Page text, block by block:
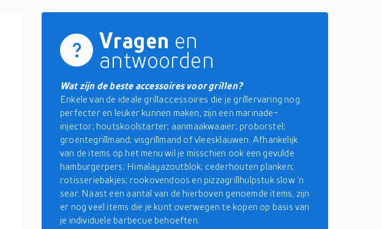
Vragen en
antwoorden
Wat zijn de beste accessoires voor grillen?
Enkele van de ideale grillaccessoires die je grillervaring nog
perfecter en leuker kunnen maken, zijn een marinade-
injector; houtskoolstarter; aanmaakwaaier; proborstel;
groentegrillmand; visgrillmand of vleesklauwen. Afhankelijk
van de items op het menu wil je misschien ook een gevulde
hamburgerpers; Himalayazoutblok; cederhouten planken;
rotisseriebakjes; rookovendoos en pizzagrillhulpstuk slow 'n
sear. Naast een aantal van de hierboven genoemde items, zijn
er nog veel items die je kunt overwegen te kopen op basis van
je individuele barbecue behoeften.